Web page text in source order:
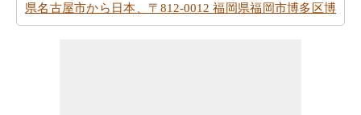
県名古屋市から日本、〒812-0012 福岡県福岡市博多区博
多駅中央街１−１ 博多駅までの地図チェック！